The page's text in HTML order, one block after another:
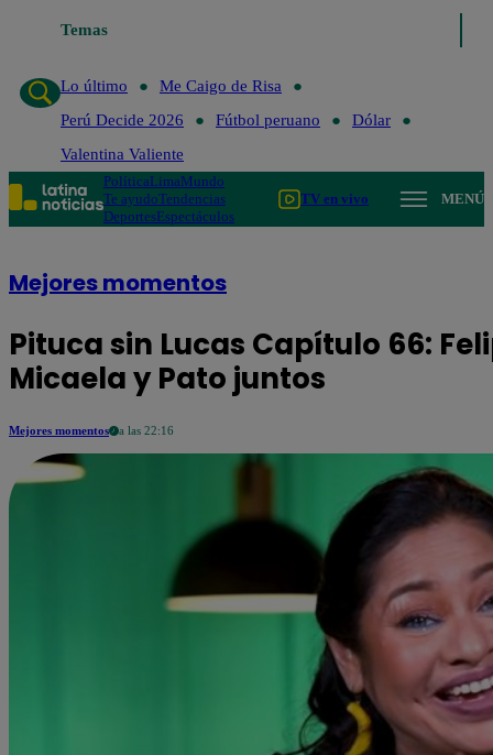
Temas
Lo último
Lo último
Me Caigo de Risa
Perú Decide 2026
Fútbol peruano
Dólar
Valentina Valiente
PolíticaLimaMundo
Te ayudoTendencias
DeportesEspectáculos
TV en vivo MENÚ
Mejores momentos
Pituca sin Lucas Capítulo 66:
Micaela y Pato juntos
Mejores momentos a las 22:16